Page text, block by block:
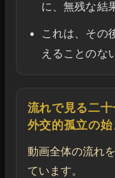
に、無残な結
これは、その
えることのな
流れで見る二
外交的孤立の始
動画全体の流れ
ています。